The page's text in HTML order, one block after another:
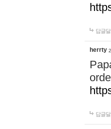
답글
herrty
답글